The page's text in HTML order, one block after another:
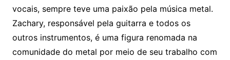
vocais, sempre teve uma paixão pela música metal.
Zachary, responsável pela guitarra e todos os
outros instrumentos, é uma figura renomada na
comunidade do metal por meio de seu trabalho com